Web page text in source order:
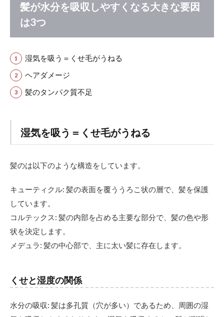
分
を
吸
す
く
な
る
大
要
因
は3
を吸
う＝
毛が
うね
ダメ
ージ
1.3
髪の
髪が水分を吸収しやすくなる大きな要因
は3つ
湿気を吸う＝くせ毛がうねる
ヘアダメージ
髪のタンパク質不足
湿気を吸う＝くせ毛がうねる
髪のは以下のような構造をしています。
キューティクル: 髪の表面を覆ううろこ状の層で、髪を保護
しています。
コルテックス: 髪の内部を占める主要な部分で、髪の色や形
状を決定します。
メデュラ: 髪の中心部で、主に太い髪に存在します。
くせと湿度の関係
水分の吸収: 髪は多孔質（穴が多い）であるため、周囲の湿